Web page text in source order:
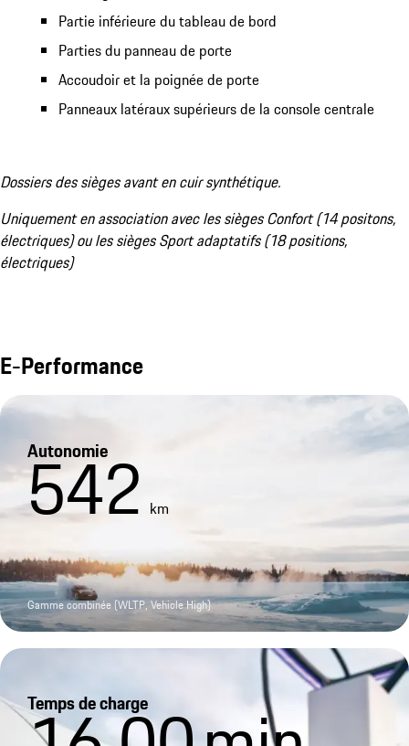
Partie inférieure du tableau de bord
Parties du panneau de porte
Accoudoir et la poignée de porte
Panneaux latéraux supérieurs de la console centrale
Dossiers des sièges avant en cuir synthétique.
Uniquement en association avec les sièges Confort (14 positons,
électriques) ou les sièges Sport adaptatifs (18 positions,
électriques)
E-Performance
Autonomie
542 km
Gamme combinée (WLTP, Vehicle High)
Temps de charge